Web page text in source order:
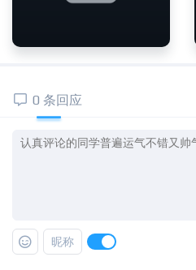
0 条回应
昵称